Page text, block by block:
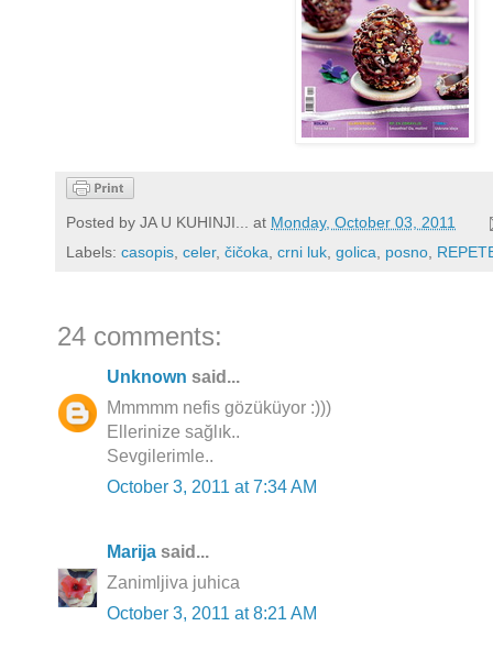
Posted by JA U KUHINJI... at Monday, October 03, 2011
Labels: casopis, celer, čičoka, crni luk, golica, posno,
24 comments:
Unknown said...
Mmmmm nefis gözüküyor :)))
Ellerinize sağlık..
Sevgilerimle..
October 3, 2011 at 7:34 AM
Marija said...
Zanimljiva juhica
October 3, 2011 at 8:21 AM